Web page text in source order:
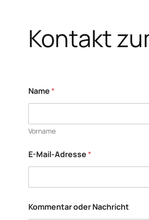
Kontakt
Name*
Vorname
E-Mail-Adresse*
E
Kommentar oder Nachricht